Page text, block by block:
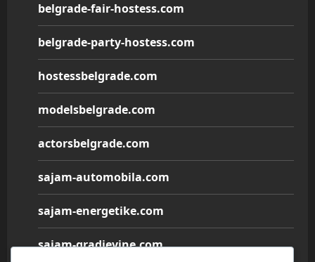
belgrade-fair-hostess.com
belgrade-party-hostess.com
hostessbelgrade.com
modelsbelgrade.com
actorsbelgrade.com
sajam-automobila.com
sajam-energetike.com
sajam-gradjevine.com